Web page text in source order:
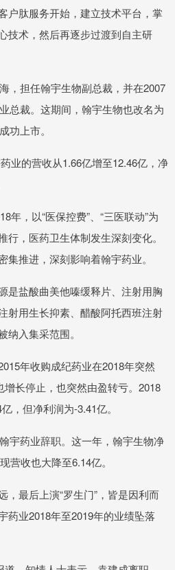
户肽服务开始，建立技术平台，掌
技术，然后再逐步过渡到自主研
担任翰宇生物副总裁，并在2007
总裁。这期间，翰宇生物也改名为
功上市。
的营收从1.66亿增至12.46亿，净
，以“医保控费”、“三医联动”为
，医药卫生体制发生深刻变化。
推进，深刻影响着翰宇药业。
盐酸曲美他嗪缓释片、注射用胸
射用生长抑素、醋酸阿托西班注射
入集采范围。
年收购成纪药业在2018年突然
增长停止，也突然由盈转亏。2018
，但净利润为-3.41亿。
药业辞职。这一年，翰宇生物净
营收也大降至6.14亿。
最后上演“罗生门”，皆是因利而
药业2018年至2019年的业绩坠落